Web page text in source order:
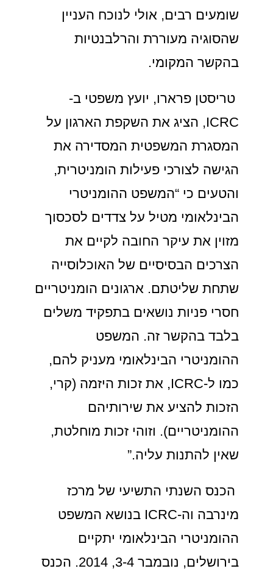
שומעים רבים, אולי לנוכח העניין
שהסוגיה מעוררת והרלבנטיות
בהקשר המקומי.
טריסטן פרארו, יועץ משפטי ב-
ICRC, הציג את השקפת הארגון על
המסגרת המשפטית המסדירה את
הגישה לצורכי פעילות הומניטרית,
והטעים כי “המשפט ההומניטרי
הבינלאומי מטיל על צדדים לסכסוך
מזוין את עיקר החובה לקיים את
הצרכים הבסיסיים של האוכלוסייה
שתחת שליטתם. ארגונים הומניטריים
חסרי פניות נושאים בתפקיד משלים
בלבד בהקשר זה. המשפט
ההומניטרי הבינלאומי מעניק להם,
כמו ל-ICRC, את זכות היזמה (קרי,
הזכות להציע את שירותיהם
ההומניטריים). וזוהי זכות מוחלטת,
שאין להתנות עליה.”
הכנס השנתי התשיעי של מרכז
מינרבה וה-ICRC בנושא המשפט
ההומניטרי הבינלאומי יתקיים
בירושלים, נובמבר 3-4, 2014. הכנס